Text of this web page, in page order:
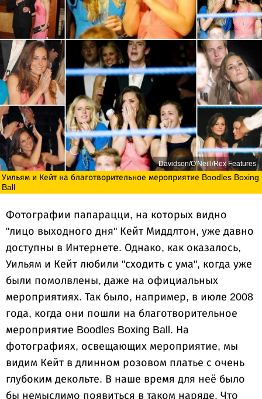
Davidson/O'Neill/Rex Features
Уильям и Кейт на благотворительное мероприятие Boodles Boxing
Ball
Фотографии папарацци, на которых видно
"лицо выходного дня" Кейт Миддлтон, уже давно
доступны в Интернете. Однако, как оказалось,
Уильям и Кейт любили "сходить с ума", когда уже
были помолвлены, даже на официальных
мероприятиях. Так было, например, в июле 2008
года, когда они пошли на благотворительное
мероприятие Boodles Boxing Ball. На
фотографиях, освещающих мероприятие, мы
видим Кейт в длинном розовом платье с очень
глубоким декольте. В наше время для неё было
бы немыслимо появиться в таком наряде. Что